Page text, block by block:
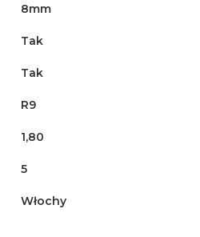
8mm
Tak
Tak
R9
1,80
5
Włochy